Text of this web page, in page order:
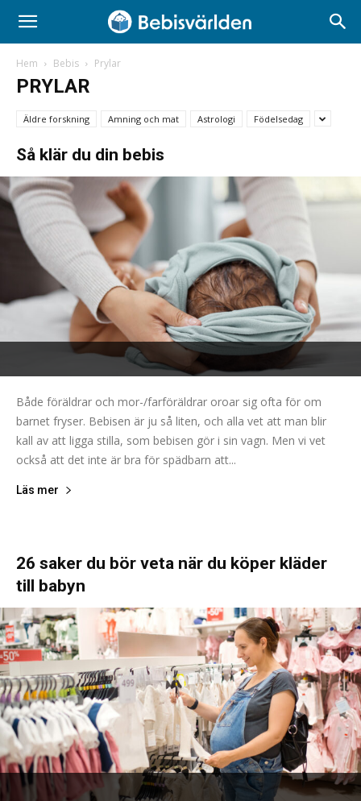
Hem Bebis Prylar
PRYLAR
Äldre forskning Amning och mat Astrologi Födelsedag
Så klär du din bebis
Både föräldrar och mor-/farföräldrar oroar sig ofta för om
barnet fryser. Bebisen är ju så liten, och alla vet att man blir
kall av att ligga stilla, som bebisen gör i sin vagn. Men vi vet
också att det inte är bra för spädbarn att...
Läs mer
26 saker du bör veta när du köper kläder
till babyn